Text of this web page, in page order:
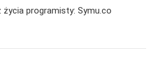
wyszukiwania
życia programisty: Symu.co